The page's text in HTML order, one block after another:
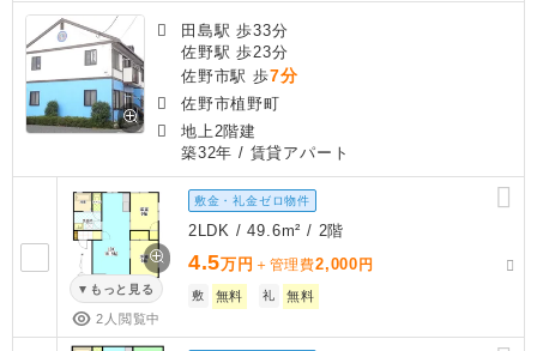
田島駅 歩33分
佐野駅 歩23分
佐野市駅 歩7分
佐野市植野町
地上2階建
築32年 / 賃貸アパート
もっと見る
2人閲覧中
敷金・礼金ゼロ物件
2LDK / 49.6m² / 2階
4.5万円 ＋管理費2,000 円
敷 無料 礼 無料